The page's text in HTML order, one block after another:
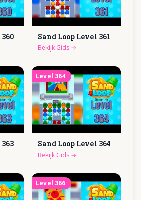
360 Sand Loop Level 361
Bekijk Gids →
363
Level 364
Sand Loop Level 364
Bekijk Gids →
Level 366